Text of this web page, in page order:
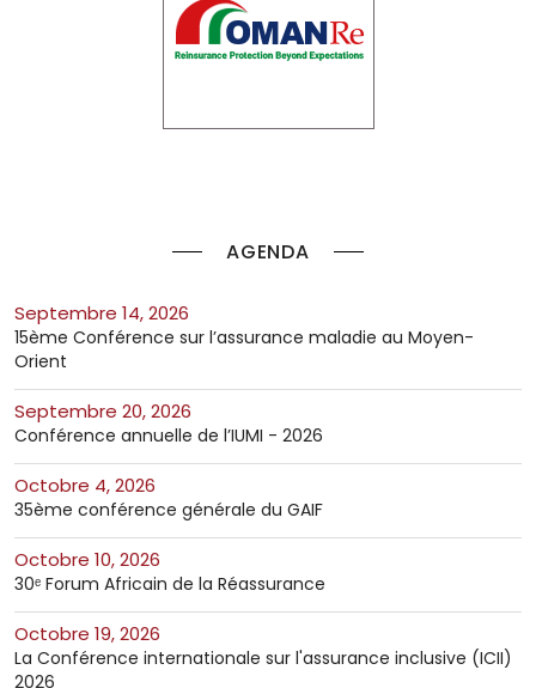
AGENDA
septembre 14, 2026
15ème Conférence sur l’assurance maladie au Moyen-
Orient
septembre 20, 2026
Conférence annuelle de l’IUMI - 2026
octobre 4, 2026
35ème conférence générale du GAIF
octobre 10, 2026
30ᵉ Forum Africain de la Réassurance
octobre 19, 2026
La Conférence internationale sur l'assurance inclusive (ICII)
2026